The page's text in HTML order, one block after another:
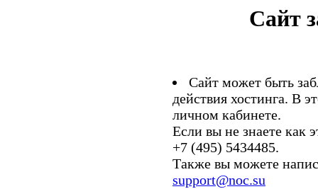
Сайт
Сайт может быть
действия хостинга. В
личном кабинете.
Если вы не знаете как
+7 (495) 5434485.
Также вы можете
support@noc.su